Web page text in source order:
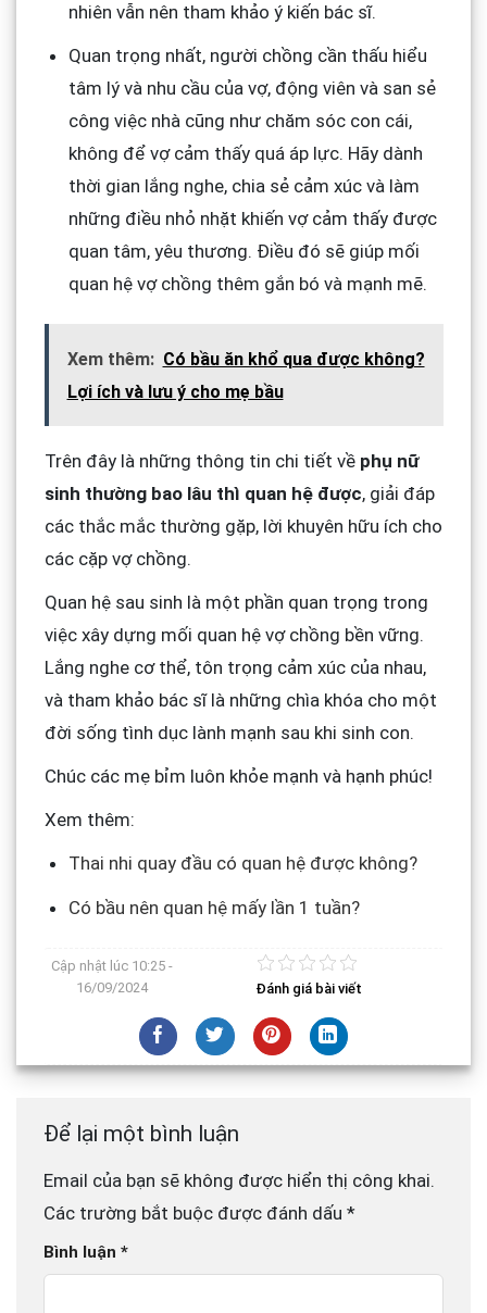
nhiên vẫn nên tham khảo ý kiến bác sĩ.
Quan trọng nhất, người chồng cần thấu hiểu
tâm lý và nhu cầu của vợ, động viên và san sẻ
công việc nhà cũng như chăm sóc con cái,
không để vợ cảm thấy quá áp lực. Hãy dành
thời gian lắng nghe, chia sẻ cảm xúc và làm
những điều nhỏ nhặt khiến vợ cảm thấy được
quan tâm, yêu thương. Điều đó sẽ giúp mối
quan hệ vợ chồng thêm gắn bó và mạnh mẽ.
Xem thêm: Có bầu ăn khổ qua được không?
Lợi ích và lưu ý cho mẹ bầu
Trên đây là những thông tin chi tiết về phụ nữ
sinh thường bao lâu thì quan hệ được, giải đáp
các thắc mắc thường gặp, lời khuyên hữu ích cho
các cặp vợ chồng.
Quan hệ sau sinh là một phần quan trọng trong
việc xây dựng mối quan hệ vợ chồng bền vững.
Lắng nghe cơ thể, tôn trọng cảm xúc của nhau,
và tham khảo bác sĩ là những chìa khóa cho một
đời sống tình dục lành mạnh sau khi sinh con.
Chúc các mẹ bỉm luôn khỏe mạnh và hạnh phúc!
Xem thêm:
Thai nhi quay đầu có quan hệ được không?
Có bầu nên quan hệ mấy lần 1 tuần?
Cập nhật lúc 10:25 -
16/09/2024
Đánh giá bài viết
Để lại một bình luận
Email của bạn sẽ không được hiển thị công khai.
Các trường bắt buộc được đánh dấu *
Bình luận *